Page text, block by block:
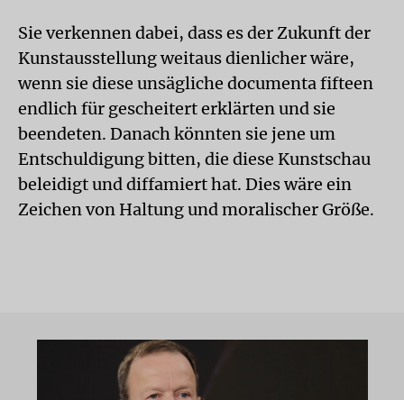
Sie verkennen dabei, dass es der Zukunft der
Kunstausstellung weitaus dienlicher wäre,
wenn sie diese unsägliche documenta fifteen
endlich für gescheitert erklärten und sie
beendeten. Danach könnten sie jene um
Entschuldigung bitten, die diese Kunstschau
beleidigt und diffamiert hat. Dies wäre ein
Zeichen von Haltung und moralischer Größe.